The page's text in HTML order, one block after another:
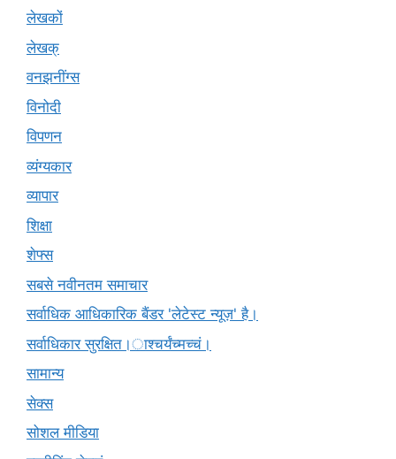
लेखकों
लेखक्
वनझनींग्स
विनोदी
विपणन
व्यंग्यकार
व्यापार
शिक्षा
शेफ्स
सबसे नवीनतम समाचार
सर्वाधिक आधिकारिक बैंडर 'लेटेस्ट न्यूज़' है।
सर्वाधिकार सुरक्षित।ाश्चर्यंच्मच्चं।
सामान्य
सेक्स
सोशल मीडिया